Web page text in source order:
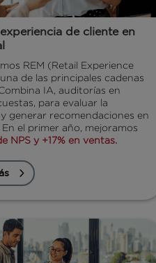
de cliente en
REM (Retail Experience
de las principales cadenas
IA, auditorías en
para evaluar la
generar recomendaciones en
el primer año, mejoramos
NPS y +17% en ventas.